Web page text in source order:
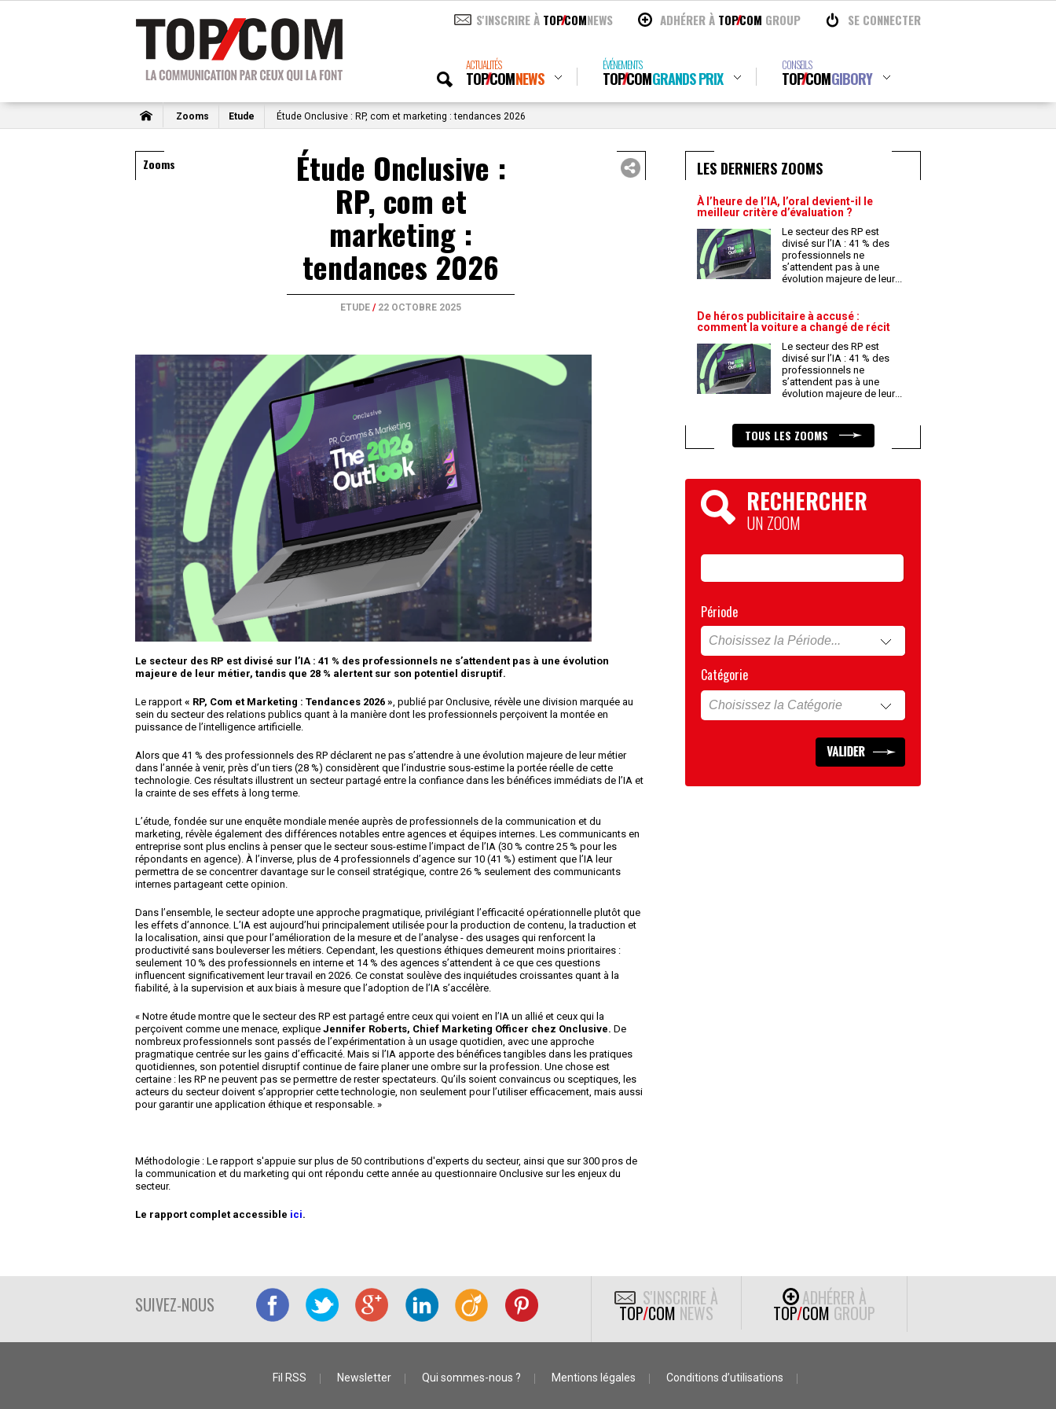
S'INSCRIRE À TOPCOMNEWS ADHÉRER À TOPCOM GROUP SE CONNECTER
ACTUALITÉS
TOPCOMNEWS
ÉVÉNEMENTS
TOPCOMGRANDS PRIX
CONSEILS
TOPCOMGIBORY
Zooms Etude Étude Onclusive : RP, com et marketing : tendances 2026
Zooms Étude Onclusive :
RP, com et
marketing :
tendances 2026
ETUDE / 22 OCTOBRE 2025
Le secteur des RP est divisé sur l’IA : 41 % des professionnels ne s’attendent pas à une évolution
majeure de leur métier, tandis que 28 % alertent sur son potentiel disruptif.
Le rapport « RP, Com et Marketing : Tendances 2026 », publié par Onclusive, révèle une division marquée au
sein du secteur des relations publics quant à la manière dont les professionnels perçoivent la montée en
puissance de l’intelligence artificielle.
Alors que 41 % des professionnels des RP déclarent ne pas s’attendre à une évolution majeure de leur métier
dans l’année à venir, près d’un tiers (28 %) considèrent que l’industrie sous-estime la portée réelle de cette
technologie. Ces résultats illustrent un secteur partagé entre la confiance dans les bénéfices immédiats de l’IA et
la crainte de ses effets à long terme.
L’étude, fondée sur une enquête mondiale menée auprès de professionnels de la communication et du
marketing, révèle également des différences notables entre agences et équipes internes. Les communicants en
entreprise sont plus enclins à penser que le secteur sous-estime l’impact de l’IA (30 % contre 25 % pour les
répondants en agence). À l’inverse, plus de 4 professionnels d’agence sur 10 (41 %) estiment que l’IA leur
permettra de se concentrer davantage sur le conseil stratégique, contre 26 % seulement des communicants
internes partageant cette opinion.
Dans l’ensemble, le secteur adopte une approche pragmatique, privilégiant l’efficacité opérationnelle plutôt que
les effets d’annonce. L’IA est aujourd’hui principalement utilisée pour la production de contenu, la traduction et
la localisation, ainsi que pour l’amélioration de la mesure et de l’analyse - des usages qui renforcent la
productivité sans bouleverser les métiers. Cependant, les questions éthiques demeurent moins prioritaires :
seulement 10 % des professionnels en interne et 14 % des agences s’attendent à ce que ces questions
influencent significativement leur travail en 2026. Ce constat soulève des inquiétudes croissantes quant à la
fiabilité, à la supervision et aux biais à mesure que l’adoption de l’IA s’accélère.
« Notre étude montre que le secteur des RP est partagé entre ceux qui voient en l’IA un allié et ceux qui la
perçoivent comme une menace, explique Jennifer Roberts, Chief Marketing Officer chez Onclusive. De
nombreux professionnels sont passés de l’expérimentation à un usage quotidien, avec une approche
pragmatique centrée sur les gains d’efficacité. Mais si l’IA apporte des bénéfices tangibles dans les pratiques
quotidiennes, son potentiel disruptif continue de faire planer une ombre sur la profession. Une chose est
certaine : les RP ne peuvent pas se permettre de rester spectateurs. Qu’ils soient convaincus ou sceptiques, les
acteurs du secteur doivent s’approprier cette technologie, non seulement pour l’utiliser efficacement, mais aussi
pour garantir une application éthique et responsable. »
Méthodologie : Le rapport s'appuie sur plus de 50 contributions d'experts du secteur, ainsi que sur 300 pros de
la communication et du marketing qui ont répondu cette année au questionnaire Onclusive sur les enjeux du
secteur.
Le rapport complet accessible ici.
LES DERNIERS ZOOMS
À l’heure de l’IA, l’oral devient-il le
meilleur critère d’évaluation ?
Le secteur des RP est
divisé sur l’IA : 41 % des
professionnels ne
s’attendent pas à une
évolution majeure de leur...
De héros publicitaire à accusé :
comment la voiture a changé de récit
Le secteur des RP est
divisé sur l’IA : 41 % des
professionnels ne
s’attendent pas à une
évolution majeure de leur...
TOUS LES ZOOMS
RECHERCHER
UN ZOOM
Période
Catégorie
SUIVEZ-NOUS S'INSCRIRE À
TOP/COM NEWS
ADHÉRER À
TOP/COM GROUP
Fil RSS Newsletter Qui sommes-nous ? Mentions légales Conditions d’utilisations